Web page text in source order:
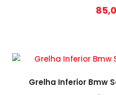
Grelha Inferior Bmw